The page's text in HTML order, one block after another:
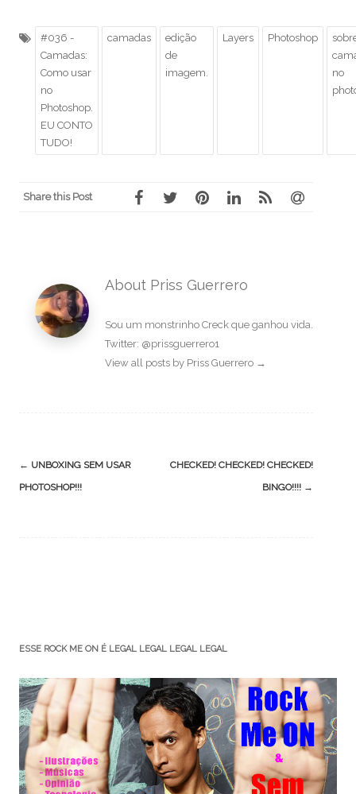
#036 -
Camadas:
Como usar
no
Photoshop.
EU CONTO
TUDO!
camadas
edição
de
imagem.
Layers Photoshop
no
Share this Post
About Priss Guerrero
Sou um monstrinho Creck que ganhou vida.
Twitter: @prissguerrero1
View all posts by Priss Guerrero →
Post
navigation
← UNBOXING SEM USAR
PHOTOSHOP!!!
CHECKED! CHECKED! CHECKED!
BINGO!!!! →
ESSE ROCK ME ON É LEGAL LEGAL LEGAL LEGAL